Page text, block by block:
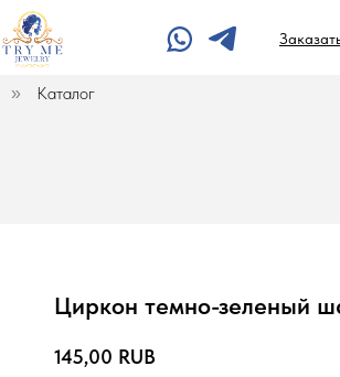
» Каталог
Циркон темно-зеленый
145,00 RUB